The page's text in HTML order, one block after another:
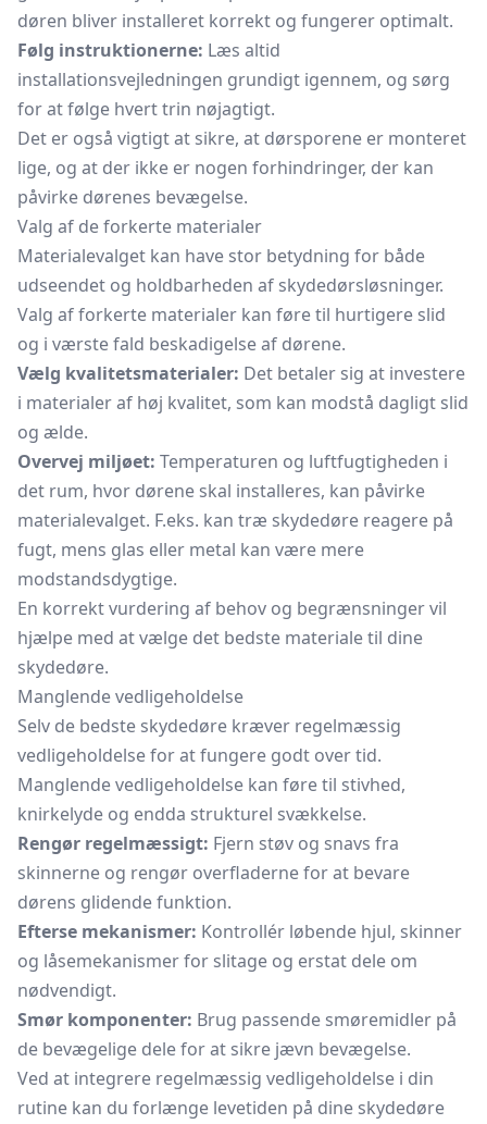
døren bliver installeret korrekt og fungerer optimalt.
Følg instruktionerne: Læs altid
installationsvejledningen grundigt igennem, og sørg
for at følge hvert trin nøjagtigt.
Det er også vigtigt at sikre, at dørsporene er monteret
lige, og at der ikke er nogen forhindringer, der kan
påvirke dørenes bevægelse.
Valg af de forkerte materialer
Materialevalget kan have stor betydning for både
udseendet og holdbarheden af skydedørsløsninger.
Valg af forkerte materialer kan føre til hurtigere slid
og i værste fald beskadigelse af dørene.
Vælg kvalitetsmaterialer: Det betaler sig at investere
i materialer af høj kvalitet, som kan modstå dagligt slid
og ælde.
Overvej miljøet: Temperaturen og luftfugtigheden i
det rum, hvor dørene skal installeres, kan påvirke
materialevalget. F.eks. kan træ skydedøre reagere på
fugt, mens glas eller metal kan være mere
modstandsdygtige.
En korrekt vurdering af behov og begrænsninger vil
hjælpe med at vælge det bedste materiale til dine
skydedøre.
Manglende vedligeholdelse
Selv de bedste skydedøre kræver regelmæssig
vedligeholdelse for at fungere godt over tid.
Manglende vedligeholdelse kan føre til stivhed,
knirkelyde og endda strukturel svækkelse.
Rengør regelmæssigt: Fjern støv og snavs fra
skinnerne og rengør overfladerne for at bevare
dørens glidende funktion.
Efterse mekanismer: Kontrollér løbende hjul, skinner
og låsemekanismer for slitage og erstat dele om
nødvendigt.
Smør komponenter: Brug passende smøremidler på
de bevægelige dele for at sikre jævn bevægelse.
Ved at integrere regelmæssig vedligeholdelse i din
rutine kan du forlænge levetiden på dine skydedøre